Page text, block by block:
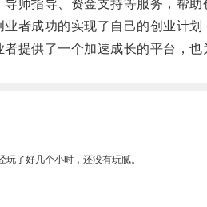
指导、资金支持等服务，帮助
成功的实现了自己的创业计划
供了一个加速成长的平台，也
了好几个小时，还没有玩腻。